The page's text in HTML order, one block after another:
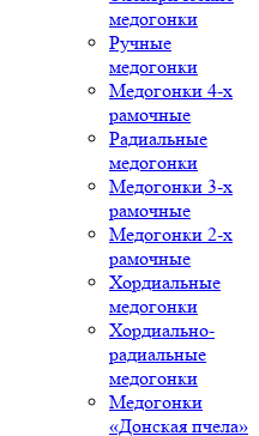
медогонки
Ручные
медогонки
Медогонки 4-х
рамочные
Радиальные
медогонки
Медогонки 3-х
рамочные
Медогонки 2-х
рамочные
Хордиальные
медогонки
Хордиально-
радиальные
медогонки
Медогонки
«Донская пчела»